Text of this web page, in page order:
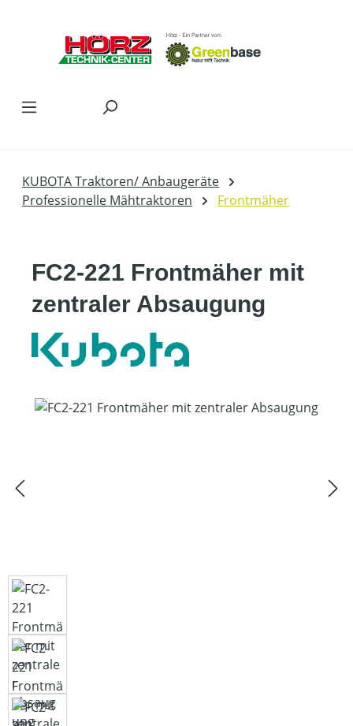
KUBOTA Traktoren/ Anbaugeräte
Professionelle Mähtraktoren
Frontmäher
FC2-221 Frontmäher mit
zentraler Absaugung
Bildergalerie überspringen